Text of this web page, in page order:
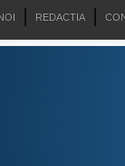
REDACTIA